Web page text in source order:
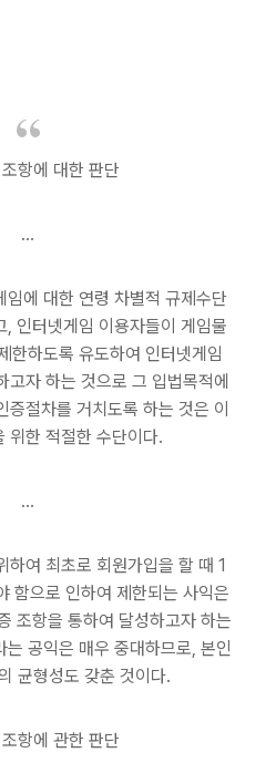
항에 대한 판단
...
에 대한 연령 차별적 규제수단
인터넷게임 이용자들이 게임물
한하도록 유도하여 인터넷게임
고자 하는 것으로 그 입법목적에
절차를 거치도록 하는 것은 이
위한 적절한 수단이다.
...
하여 최초로 회원가입을 할 때 1
함으로 인하여 제한되는 사익은
조항을 통하여 달성하고자 하는
공익은 매우 중대하므로, 본인
균형성도 갖춘 것이다.
항에 관한 판단